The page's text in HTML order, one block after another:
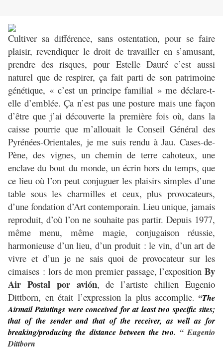
Cultiver sa différence, sans ostentation, pour se faire
plaisir, revendiquer le droit de travailler en s’amusant,
prendre des risques, pour Estelle Dauré c’est aussi
naturel que de respirer, ça fait parti de son patrimoine
génétique, « c’est un principe familial » me déclare-t-
elle d’emblée. Ça n’est pas une posture mais une façon
d’être que j’ai découverte la première fois où, dans la
caisse pourrie que m’allouait le Conseil Général des
Pyrénées-Orientales, je me suis rendu à Jau. Cases-de-
Pène, des vignes, un chemin de terre cahoteux, une
enclave du bout du monde, un écrin hors du temps, que
ce lieu où l’on peut conjuguer les plaisirs simples d’une
table sous les charmilles et ceux, plus provocateurs,
d’une fondation d’Art contemporain. Lieu unique, jamais
reproduit, d’où l’on ne souhaite pas partir. Depuis 1977,
même menu, même magie, conjugaison réussie,
harmonieuse d’un lieu, d’un produit : le vin, d’un art de
vivre et d’un je ne sais quoi de provocateur sur les
cimaises : lors de mon premier passage, l’exposition By
Air Postal por avión, de l’artiste chilien Eugenio
Dittborn, en était l’expression la plus accomplie. “The
Airmail Paintings were conceived for at least two specific sites;
that of the sender and that of the receiver, as well as for
breaking/producing the distance between the two. “ Eugenio
Dittborn